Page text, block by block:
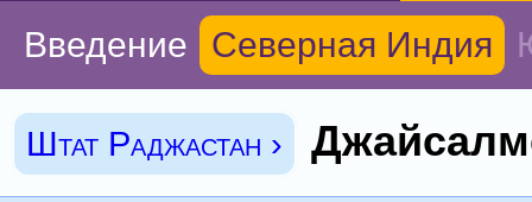
Введение Северная Индия
Штат Раджастан ›